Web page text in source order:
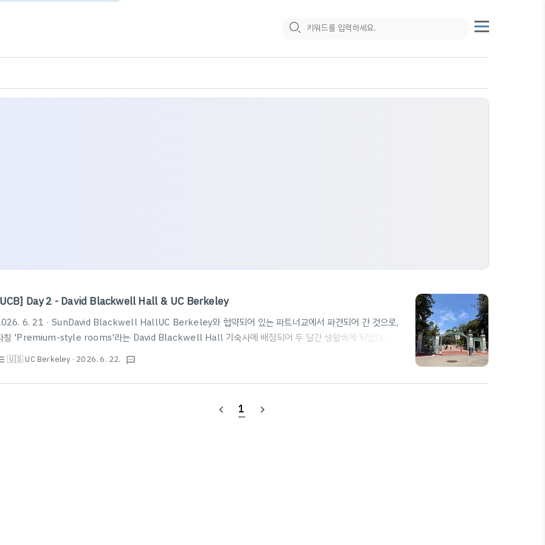
Day 2 - David Blackwell Hall & UC Berkeley
6. 21 · SunDavid Blackwell HallUC Berkeley와 협약되어 있는 파트너교에서 파견되어 간 것으로,
칭 'Premium-style rooms'라는 David Blackwell Hall 기숙사에 배정되어 두 달간 생활하게 되었다.
Blackwell Hall - HousingBlackwell Hall Front Desk 2401 Durant Ave | (510)423-3740 |
davidblackwellhall@americancampus.com | Mail and Packages | Hours Launch Experience
Campus Map | Rates | Maintenance Requests | IThousing.berkeley.edu기숙..
🇺🇸 UC Berkeley · 2026. 6. 22. textsms
navigate_before 1 navigate_next